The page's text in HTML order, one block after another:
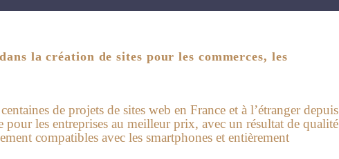
la création de sites pour les commerces, les
de projets de sites web en France et à l’étranger depuis
les entreprises au meilleur prix, avec un résultat de qualité
compatibles avec les smartphones et entièrement